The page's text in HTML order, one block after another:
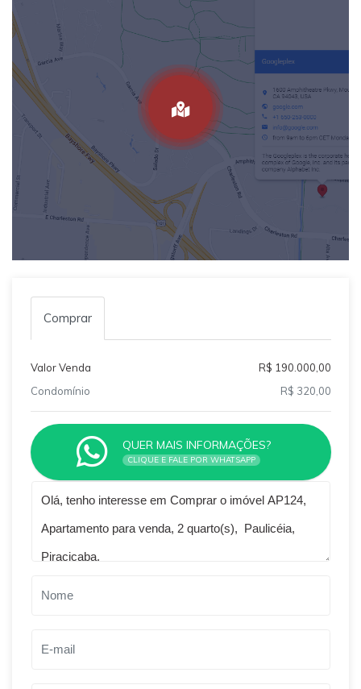
Comprar
Valor Venda
R$ 190.000,00
Condomínio
R$ 320,00
QUER MAIS INFORMAÇÕES?
CLIQUE E FALE POR WHATSAPP